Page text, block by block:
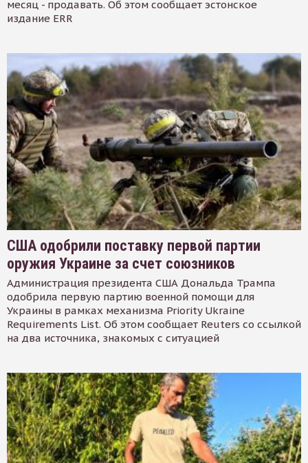
месяц - продавать. Об этом сообщает эстонское
издание ERR
США одобрили поставку первой партии
оружия Украине за счет союзников
Администрация президента США Дональда Трампа
одобрила первую партию военной помощи для
Украины в рамках механизма Priority Ukraine
Requirements List. Об этом сообщает Reuters со ссылкой
на два источника, знакомых с ситуацией